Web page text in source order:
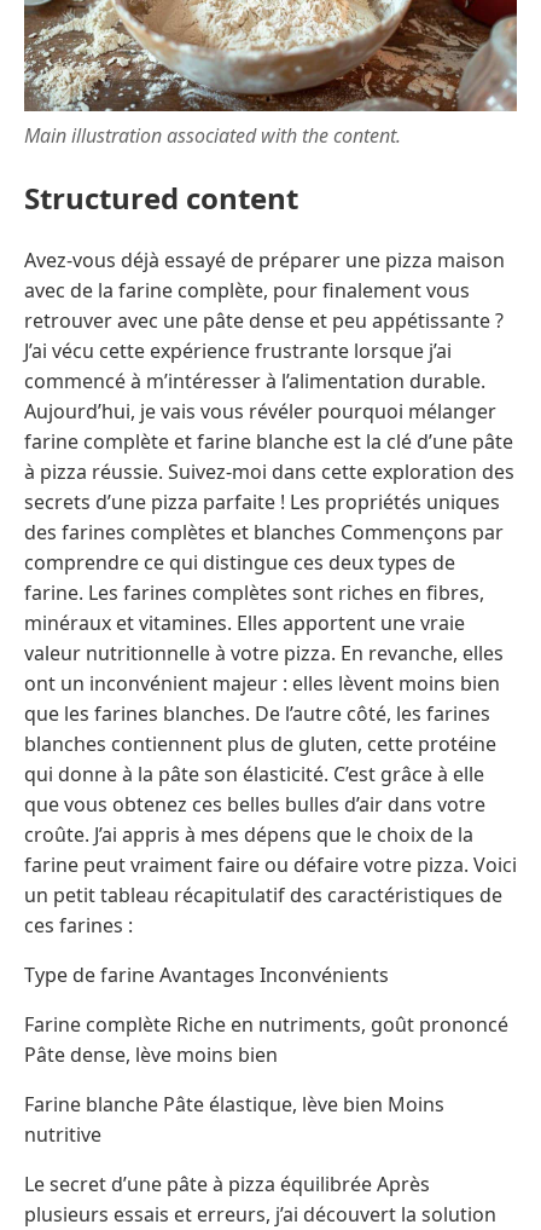
Main illustration associated with the content.
Structured content
Avez-vous déjà essayé de préparer une pizza maison
avec de la farine complète, pour finalement vous
retrouver avec une pâte dense et peu appétissante ?
J’ai vécu cette expérience frustrante lorsque j’ai
commencé à m’intéresser à l’alimentation durable.
Aujourd’hui, je vais vous révéler pourquoi mélanger
farine complète et farine blanche est la clé d’une pâte
à pizza réussie. Suivez-moi dans cette exploration des
secrets d’une pizza parfaite ! Les propriétés uniques
des farines complètes et blanches Commençons par
comprendre ce qui distingue ces deux types de
farine. Les farines complètes sont riches en fibres,
minéraux et vitamines. Elles apportent une vraie
valeur nutritionnelle à votre pizza. En revanche, elles
ont un inconvénient majeur : elles lèvent moins bien
que les farines blanches. De l’autre côté, les farines
blanches contiennent plus de gluten, cette protéine
qui donne à la pâte son élasticité. C’est grâce à elle
que vous obtenez ces belles bulles d’air dans votre
croûte. J’ai appris à mes dépens que le choix de la
farine peut vraiment faire ou défaire votre pizza. Voici
un petit tableau récapitulatif des caractéristiques de
ces farines :
Type de farine Avantages Inconvénients
Farine complète Riche en nutriments, goût prononcé
Pâte dense, lève moins bien
Farine blanche Pâte élastique, lève bien Moins
nutritive
Le secret d’une pâte à pizza équilibrée Après
plusieurs essais et erreurs, j’ai découvert la solution